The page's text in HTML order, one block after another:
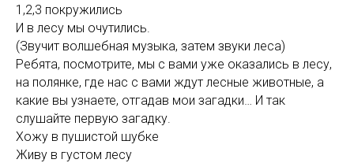
1,2,3 покружились
И в лесу мы очутились.
(Звучит волшебная музыка, затем звуки леса)
Ребята, посмотрите, мы с вами уже оказались в лесу,
на полянке, где нас с вами ждут лесные животные, а
какие вы узнаете, отгадав мои загадки… И так
слушайте первую загадку.
Хожу в пушистой шубке
Живу в густом лесу